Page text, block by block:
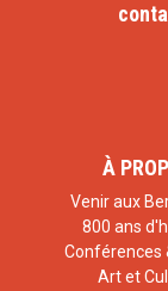
ainsi en dette
l’introduit au
recherche du
Responsabilité
consacré au
d’articuler,
À
Venir aux
800 ans
Conférences
Art et